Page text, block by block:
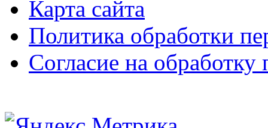
Карта сайта
Политика обработки
Согласие на